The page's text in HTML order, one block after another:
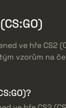
ve hře
vzorům na